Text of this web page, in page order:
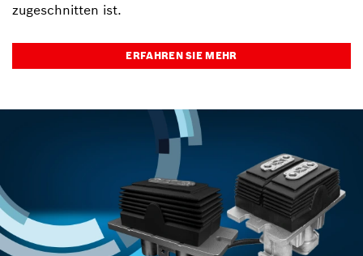
zugeschnitten ist.
ERFAHREN SIE MEHR